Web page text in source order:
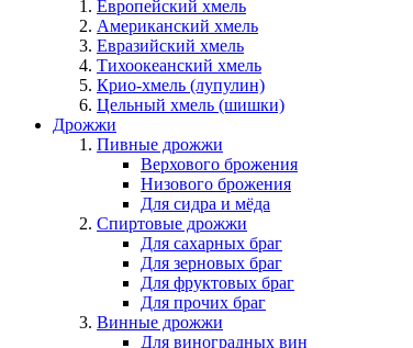
Европейский хмель
Американский хмель
Евразийский хмель
Тихоокеанский хмель
Крио-хмель (лупулин)
Цельный хмель (шишки)
Дрожжи
Пивные дрожжи
Верхового брожения
Низового брожения
Для сидра и мёда
Спиртовые дрожжи
Для сахарных браг
Для зерновых браг
Для фруктовых браг
Для прочих браг
Винные дрожжи
Для виноградных вин